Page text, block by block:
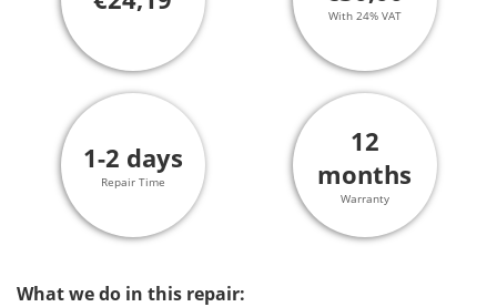
With 24% VAT
1-2 days
Repair Time
12
months
Warranty
What we do in this repair: